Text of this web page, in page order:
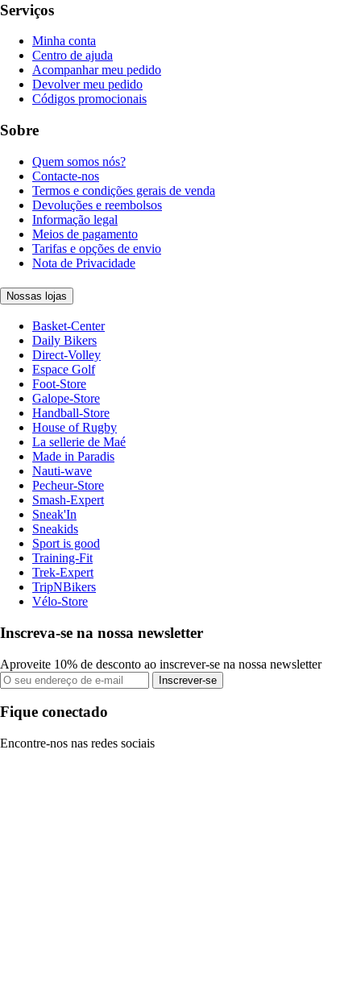
Serviços
Minha conta
Centro de ajuda
Acompanhar meu pedido
Devolver meu pedido
Códigos promocionais
Sobre
Quem somos nós?
Contacte-nos
Termos e condições gerais de venda
Devoluções e reembolsos
Informação legal
Meios de pagamento
Tarifas e opções de envio
Nota de Privacidade
Nossas lojas
Basket-Center
Daily Bikers
Direct-Volley
Espace Golf
Foot-Store
Galope-Store
Handball-Store
House of Rugby
La sellerie de Maé
Made in Paradis
Nauti-wave
Pecheur-Store
Smash-Expert
Sneak'In
Sneakids
Sport is good
Training-Fit
Trek-Expert
TripNBikers
Vélo-Store
Inscreva-se na nossa newsletter
Aproveite 10% de desconto ao inscrever-se na nossa newsletter
Inscrever-se
Fique conectado
Encontre-nos nas redes sociais